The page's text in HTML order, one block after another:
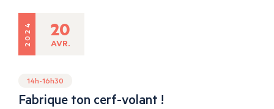
2024 20
AVR.
14h-16h30
Fabrique ton cerf-volant !